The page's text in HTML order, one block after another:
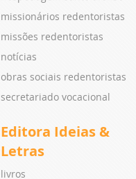
missionários redentoristas
missões redentoristas
notícias
obras sociais redentoristas
secretariado vocacional
Editora Ideias &
Letras
livros